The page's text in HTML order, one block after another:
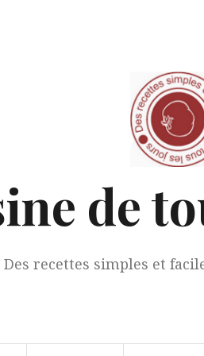
de
Des recettes simples et